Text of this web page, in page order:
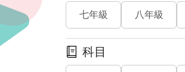
七年級 八年級
科目